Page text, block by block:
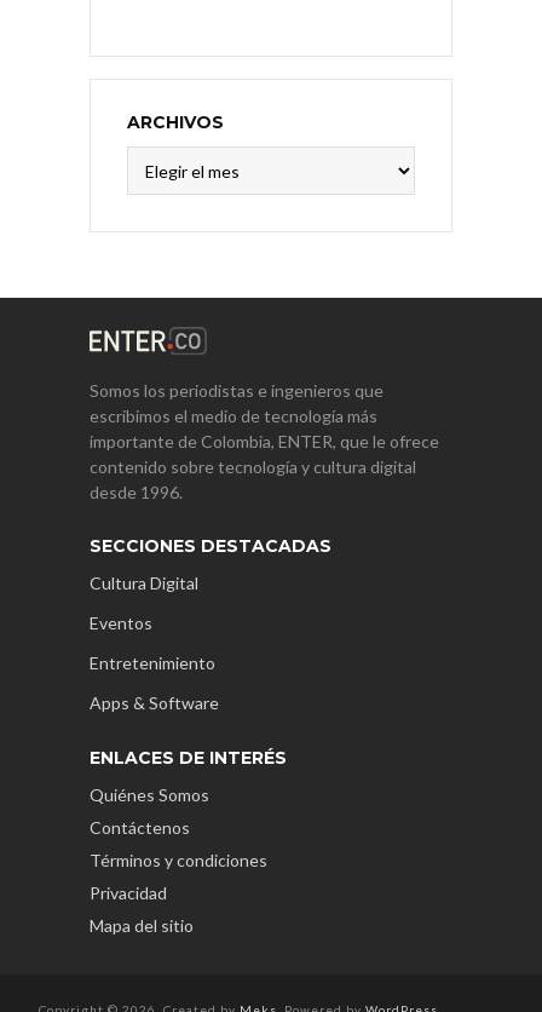
ARCHIVOS
Somos los periodistas e ingenieros que
escribimos el medio de tecnología más
importante de Colombia, ENTER, que le ofrece
contenido sobre tecnología y cultura digital
desde 1996.
SECCIONES DESTACADAS
Cultura Digital
Eventos
Entretenimiento
Apps & Software
ENLACES DE INTERÉS
Quiénes Somos
Contáctenos
Términos y condiciones
Privacidad
Mapa del sitio